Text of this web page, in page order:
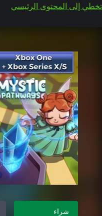
تخطي إلى المحتوى الرئيسي
شراء